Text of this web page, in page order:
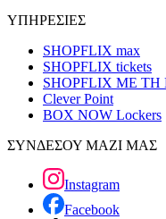
ΥΠΗΡΕΣΙΕΣ
SHOPFLIX max
SHOPFLIX tickets
SHOPFLIX ΜΕ ΤΗ
Clever Point
BOX NOW Lockers
ΣΥΝΔΕΣΟΥ ΜΑΖΙ ΜΑΣ
Instagram
Facebook